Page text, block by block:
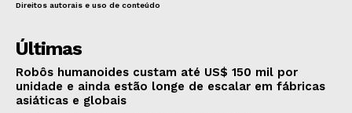
Direitos autorais e uso de conteúdo
Últimas
Robôs humanoides custam até US$ 150 mil por
unidade e ainda estão longe de escalar em fábricas
asiáticas e globais